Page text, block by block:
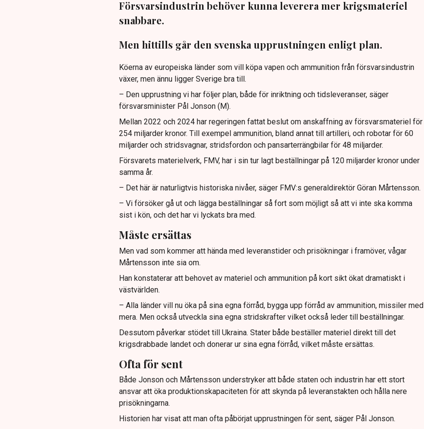
Försvarsindustrin behöver kunna leverera mer krigsmateriel
snabbare.
Men hittills går den svenska upprustningen enligt plan.
Köerna av europeiska länder som vill köpa vapen och ammunition från försvarsindustrin
växer, men ännu ligger Sverige bra till.
– Den upprustning vi har följer plan, både för inriktning och tidsleveranser, säger
försvarsminister Pål Jonson (M).
Mellan 2022 och 2024 har regeringen fattat beslut om anskaffning av försvarsmateriel för
254 miljarder kronor. Till exempel ammunition, bland annat till artilleri, och robotar för 60
miljarder och stridsvagnar, stridsfordon och pansarterrängbilar för 48 miljarder.
Försvarets materielverk, FMV, har i sin tur lagt beställningar på 120 miljarder kronor under
samma år.
– Det här är naturligtvis historiska nivåer, säger FMV:s generaldirektör Göran Mårtensson.
– Vi försöker gå ut och lägga beställningar så fort som möjligt så att vi inte ska komma
sist i kön, och det har vi lyckats bra med.
Måste ersättas
Men vad som kommer att hända med leveranstider och prisökningar i framöver, vågar
Mårtensson inte sia om.
Han konstaterar att behovet av materiel och ammunition på kort sikt ökat dramatiskt i
västvärlden.
– Alla länder vill nu öka på sina egna förråd, bygga upp förråd av ammunition, missiler med
mera. Men också utveckla sina egna stridskrafter vilket också leder till beställningar.
Dessutom påverkar stödet till Ukraina. Stater både beställer materiel direkt till det
krigsdrabbade landet och donerar ur sina egna förråd, vilket måste ersättas.
Ofta för sent
Både Jonson och Mårtensson understryker att både staten och industrin har ett stort
ansvar att öka produktionskapaciteten för att skynda på leveranstakten och hålla nere
prisökningarna.
Historien har visat att man ofta påbörjat upprustningen för sent, säger Pål Jonson.